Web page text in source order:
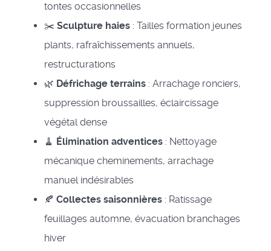
tontes occasionnelles
✂️ Sculpture haies : Tailles formation jeunes
plants, rafraîchissements annuels,
restructurations
🌿 Défrichage terrains : Arrachage ronciers,
suppression broussailles, éclaircissage
végétal dense
🧹 Élimination adventices : Nettoyage
mécanique cheminements, arrachage
manuel indésirables
🍂 Collectes saisonnières : Ratissage
feuillages automne, évacuation branchages
hiver